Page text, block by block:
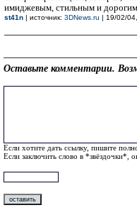
имиджевым, стильным и
st41n| источник: 3DNews.ru | 19/02/
Оставьте комментарии.
Если хотите дать ссылку, пишите
Если заключить слово в *звёздочки*,